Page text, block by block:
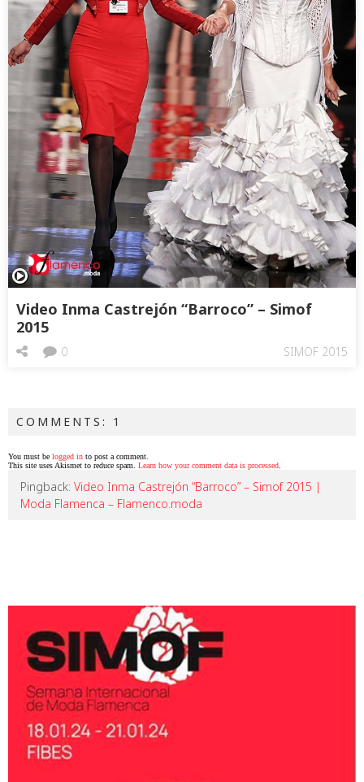
Video Inma Castrejón “Barroco” – Simof
2015
SIMOF 2015
0
COMMENTS: 1
You must be logged in to post a comment.
This site uses Akismet to reduce spam. Learn how your comment data is processed
Pingback: Video Inma Castrejón “Barroco” – Simof 2015 |
Moda Flamenca – Flamenco.moda